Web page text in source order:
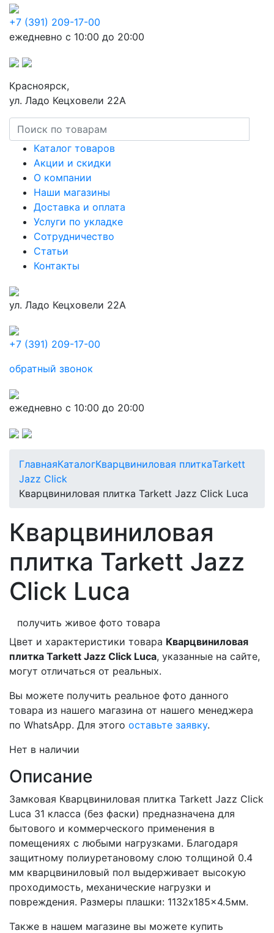
+7 (391) 209-17-00
ежедневно с 10:00 до 20:00
Красноярск,
ул. Ладо Кецховели 22А
Каталог товаров
Акции и скидки
О компании
Наши магазины
Доставка и оплата
Услуги по укладке
Сотрудничество
Статьи
Контакты
ул. Ладо Кецховели 22А
+7 (391) 209-17-00
обратный звонок
ежедневно с 10:00 до 20:00
ГлавнаяКаталогКварцвиниловая плиткаTarkett
Jazz Click
Кварцвиниловая плитка Tarkett Jazz Click Luca
Кварцвиниловая
плитка Tarkett Jazz
Click Luca
получить живое фото товара
Цвет и характеристики товара Кварцвиниловая
плитка Tarkett Jazz Click Luca, указанные на сайте,
могут отличаться от реальных.
Вы можете получить реальное фото данного
товара из нашего магазина от нашего менеджера
по WhatsApp. Для этого оставьте заявку.
Нет в наличии
Описание
Замковая Кварцвиниловая плитка Tarkett Jazz Click
Luca 31 класса (без фаски) предназначена для
бытового и коммерческого применения в
помещениях с любыми нагрузками. Благодаря
защитному полиуретановому слою толщиной 0.4
мм кварцвиниловый пол выдерживает высокую
проходимость, механические нагрузки и
повреждения. Размеры плашки: 1132x185x4.5мм.
Также в нашем магазине вы можете купить